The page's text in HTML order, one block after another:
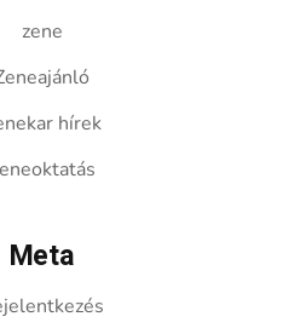
zene
hírek
Meta